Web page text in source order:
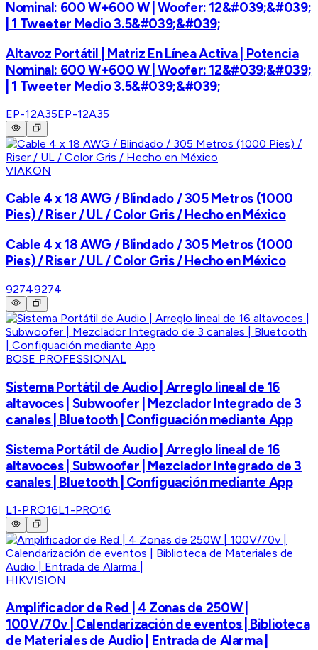
Nominal: 600 W+600 W | Woofer: 12&#039;&#039;
| 1 Tweeter Medio 3.5&#039;&#039;
Altavoz Portátil | Matriz En Línea Activa | Potencia
Nominal: 600 W+600 W | Woofer: 12&#039;&#039;
| 1 Tweeter Medio 3.5&#039;&#039;
EP-12A35EP-12A35
VIAKON
Cable 4 x 18 AWG / Blindado / 305 Metros (1000
Pies) / Riser / UL / Color Gris / Hecho en México
Cable 4 x 18 AWG / Blindado / 305 Metros (1000
Pies) / Riser / UL / Color Gris / Hecho en México
92749274
BOSE PROFESSIONAL
Sistema Portátil de Audio | Arreglo lineal de 16
altavoces | Subwoofer | Mezclador Integrado de 3
canales | Bluetooth | Configuación mediante App
Sistema Portátil de Audio | Arreglo lineal de 16
altavoces | Subwoofer | Mezclador Integrado de 3
canales | Bluetooth | Configuación mediante App
L1-PRO16L1-PRO16
HIKVISION
Amplificador de Red | 4 Zonas de 250W |
100V/70v | Calendarización de eventos | Biblioteca
de Materiales de Audio | Entrada de Alarma |